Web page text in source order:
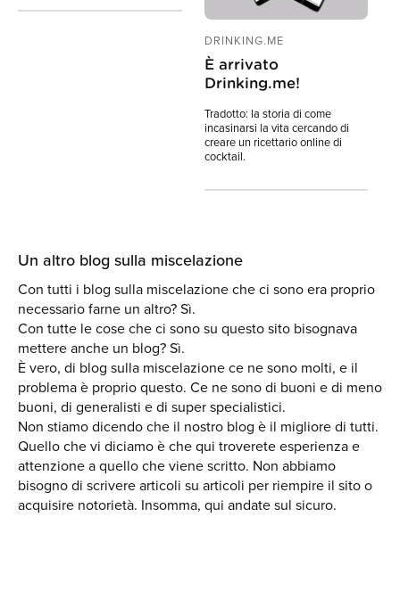
DRINKING.ME
È arrivato
Drinking.me!
Tradotto: la storia di come
incasinarsi la vita cercando di
creare un ricettario online di
cocktail.
Un altro blog sulla miscelazione
Con tutti i blog sulla miscelazione che ci sono era proprio
necessario farne un altro? Sì.
Con tutte le cose che ci sono su questo sito bisognava
mettere anche un blog? Sì.
È vero, di blog sulla miscelazione ce ne sono molti, e il
problema è proprio questo. Ce ne sono di buoni e di meno
buoni, di generalisti e di super specialistici.
Non stiamo dicendo che il nostro blog è il migliore di tutti.
Quello che vi diciamo è che qui troverete esperienza e
attenzione a quello che viene scritto. Non abbiamo
bisogno di scrivere articoli su articoli per riempire il sito o
acquisire notorietà. Insomma, qui andate sul sicuro.